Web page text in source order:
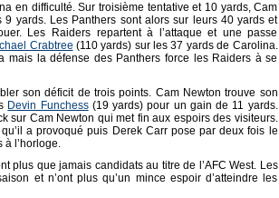
en difficulté. Sur troisième tentative et 10 yards, Cam
yards. Les Panthers sont alors sur leurs 40 yards et
Les Raiders repartent à l’attaque et une passe
Crabtree (110 yards) sur les 37 yards de Carolina.
la défense des Panthers force les Raiders à se
son déficit de trois points. Cam Newton trouve son
Devin Funchess(19 yards) pour un gain de 11 yards.
sur Cam Newton qui met fin aux espoirs des visiteurs.
qu’il a provoqué puis Derek Carr pose par deux fois le
l’horloge.
plus que jamais candidats au titre de l’AFC West. Les
et n’ont plus qu’un mince espoir d’atteindre les